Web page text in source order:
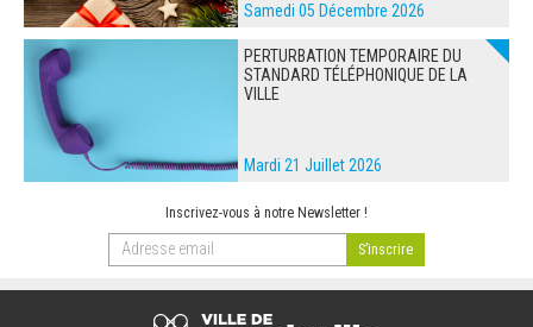
Samedi 05 Décembre 2026
PERTURBATION TEMPORAIRE DU
STANDARD TÉLÉPHONIQUE DE LA
VILLE
Mardi 21 Juillet 2026
Inscrivez-vous à notre Newsletter !